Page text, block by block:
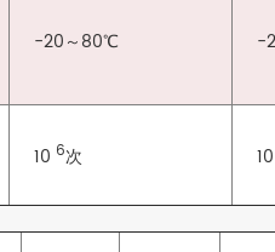
-20～80℃ -
10 6次